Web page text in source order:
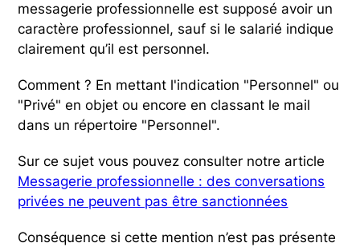
messagerie professionnelle est supposé avoir un
caractère professionnel, sauf si le salarié indique
clairement qu’il est personnel.
Comment ? En mettant l'indication "Personnel" ou
"Privé" en objet ou encore en classant le mail
dans un répertoire "Personnel".
Sur ce sujet vous pouvez consulter notre article
Messagerie professionnelle : des conversations
privées ne peuvent pas être sanctionnées
Conséquence si cette mention n’est pas présente